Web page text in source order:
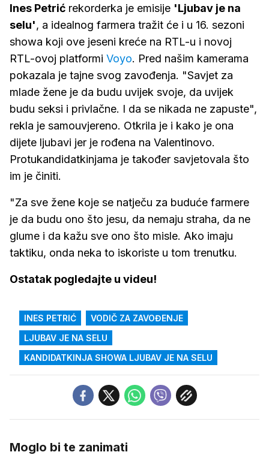
Ines Petrić rekorderka je emisije 'Ljubav je na
selu', a idealnog farmera tražit će i u 16. sezoni
showa koji ove jeseni kreće na RTL-u i novoj
RTL-ovoj platformi Voyo. Pred našim kamerama
pokazala je tajne svog zavođenja. "Savjet za
mlade žene je da budu uvijek svoje, da uvijek
budu seksi i privlačne. I da se nikada ne zapuste",
rekla je samouvjereno. Otkrila je i kako je ona
dijete ljubavi jer je rođena na Valentinovo.
Protukandidatkinjama je također savjetovala što
im je činiti.
"Za sve žene koje se natječu za buduće farmere
je da budu ono što jesu, da nemaju straha, da ne
glume i da kažu sve ono što misle. Ako imaju
taktiku, onda neka to iskoriste u tom trenutku.
Ostatak pogledajte u videu!
INES PETRIĆ
VODIČ ZA ZAVOĐENJE
LJUBAV JE NA SELU
KANDIDATKINJA SHOWA LJUBAV JE NA SELU
Moglo bi te zanimati